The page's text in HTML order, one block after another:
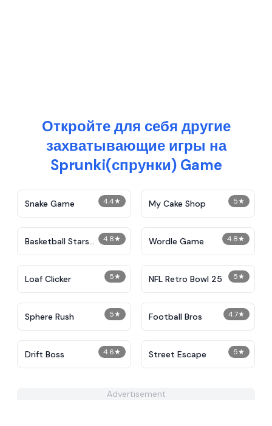
Откройте для себя другие
захватывающие игры на
Sprunki(спрунки) Game
4.4★
Snake Game 5★
My Cake Shop
4.8★
Basketball Stars
Unblocked
4.8★
Wordle Game
5★
Loaf Clicker 5★
NFL Retro Bowl 25
5★
Sphere Rush 4.7★
Football Bros
4.6★
Drift Boss 5★
Street Escape
Advertisement